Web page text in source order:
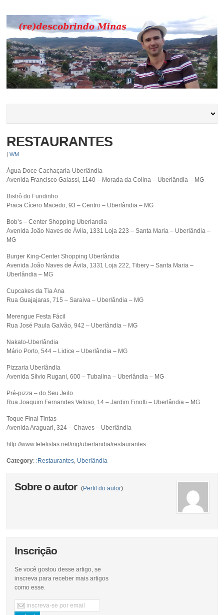
RESTAURANTES
|WM
Água Doce Cachaçaria-Uberlândia
Avenida Francisco Galassi, 1140 – Morada da Colina – Uberlândia – MG
Bistrô do Fundinho
Praca Cícero Macedo, 93 – Centro – Uberlândia – MG
Bob’s – Center Shopping Uberlandia
Avenida João Naves de Ávila, 1331 Loja 223 – Santa Maria – Uberlândia –
MG
Burger King-Center Shopping Uberlândia
Avenida João Naves de Ávila, 1331 Loja 222, Tibery – Santa Maria –
Uberlândia – MG
Cupcakes da Tia Ana
Rua Guajajaras, 715 – Saraiva – Uberlândia – MG
Merengue Festa Fácil
Rua José Paula Galvão, 942 – Uberlândia – MG
Nakato-Uberlândia
Mário Porto, 544 – Lidice – Uberlândia – MG
Pizzaria Uberlândia
Avenida Sílvio Rugani, 600 – Tubalina – Uberlândia – MG
Pré-pizza – do Seu Jeito
Rua Joaquim Fernandes Veloso, 14 – Jardim Finotti – Uberlândia – MG
Toque Final Tintas
Avenida Araguari, 324 – Chaves – Uberlândia
http://www.telelistas.net/mg/uberlandia/restaurantes
Category: :Restaurantes, Uberlândia
Sobre o autor (Perfil do autor)
Inscrição
Se você gostou desse artigo, se
inscreva para receber mais artigos
como esse.